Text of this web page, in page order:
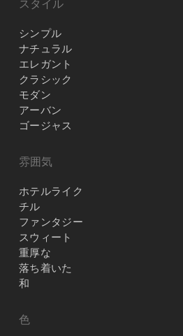
スタイル
シンプル
ナチュラル
エレガント
クラシック
モダン
アーバン
ゴージャス
雰囲気
ホテルライク
チル
ファンタジー
スウィート
重厚な
落ち着いた
和
色